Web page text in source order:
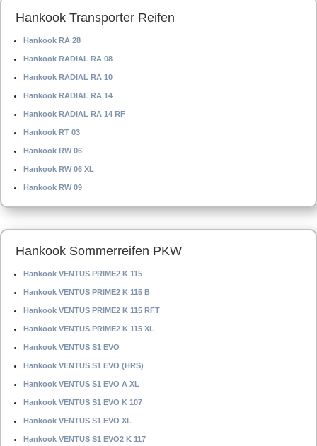
Hankook Transporter Reifen
Hankook RA 28
Hankook RADIAL RA 08
Hankook RADIAL RA 10
Hankook RADIAL RA 14
Hankook RADIAL RA 14 RF
Hankook RT 03
Hankook RW 06
Hankook RW 06 XL
Hankook RW 09
Hankook Sommerreifen PKW
Hankook VENTUS PRIME2 K 115
Hankook VENTUS PRIME2 K 115 B
Hankook VENTUS PRIME2 K 115 RFT
Hankook VENTUS PRIME2 K 115 XL
Hankook VENTUS S1 EVO
Hankook VENTUS S1 EVO (HRS)
Hankook VENTUS S1 EVO A XL
Hankook VENTUS S1 EVO K 107
Hankook VENTUS S1 EVO XL
Hankook VENTUS S1 EVO2 K 117